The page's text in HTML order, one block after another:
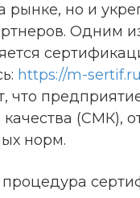
рынке, но и
Одним
https://m-
что
(СМК),
норм.